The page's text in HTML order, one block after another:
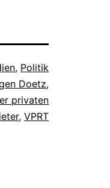
, Politik
Doetz,
privaten
, VPRT